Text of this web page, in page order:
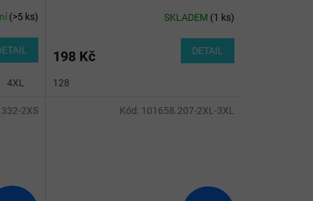
(>5 ks)
4XL 12 (2XS)
SKLADEM (1 ks)
198 Kč DETAIL
128
2XS Kód: 101658.207-2XL-3XL